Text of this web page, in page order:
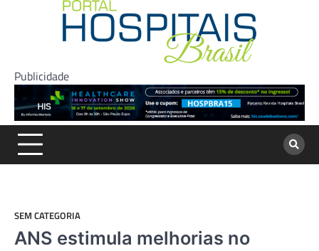
Publicidade
SEM CATEGORIA
ANS estimula melhorias no